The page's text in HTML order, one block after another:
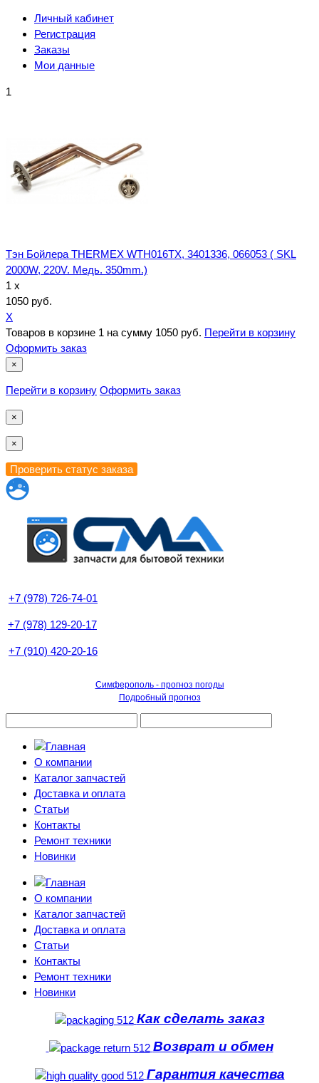
Личный кабинет
Регистрация
Заказы
Мои данные
1
Тэн Бойлера THERMEX WTH016TX, 3401336, 066053 ( SKL
2000W, 220V. Медь. 350mm.)
1 x
1050 руб.
X
Товаров в корзине 1 на сумму 1050 руб. Перейти в корзину
Оформить заказ
×
Перейти в корзину Оформить заказ
×
×
+7 (978) 726-74-01
+7 (978) 129-20-17
+7 (910) 420-20-16
Симферополь - прогноз погоды
Подробный прогноз
О компании
Каталог запчастей
Доставка и оплата
Статьи
Контакты
Ремонт техники
Новинки
О компании
Каталог запчастей
Доставка и оплата
Статьи
Контакты
Ремонт техники
Новинки
Как сделать заказ
Возврат и обмен
Гарантия качества